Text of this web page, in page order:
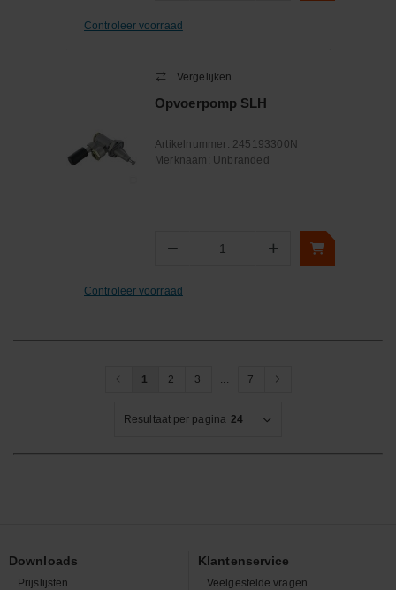
Controleer voorraad
Vergelijken
Opvoerpomp SLH
Artikelnummer: 245193300N
Merknaam: Unbranded
− Aantal +
Controleer voorraad
1 2 3 ... 7
Resultaat per pagina 24
Downloads
Prijslijsten
Klantenservice
Veelgestelde vragen